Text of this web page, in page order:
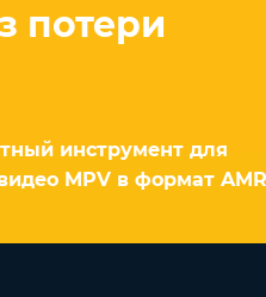
потери
инструмент для
MPV в формат AMR